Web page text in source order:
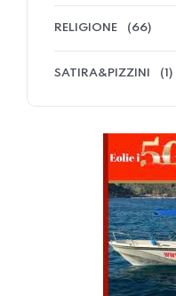
RELIGIONE (66)
SATIRA&PIZZINI (1)